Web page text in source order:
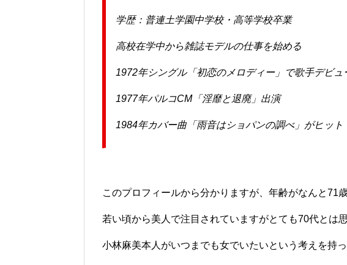
学歴：普連土学園中学校・高等学校卒業
高校在学中から雑誌モデルの仕事を始める
1972年シングル「初恋のメロディー」で歌手デビュ
1977年パルコCM「淫靡と退廃」出演
1984年カバー曲「雨音はショパンの調べ」がヒット
このプロフィールから分かりますが、年齢がなんと71歳
若い頃から美人で注目されていますがとても70代とは
小林麻美本人がいつまでも女でいたいという考えを持